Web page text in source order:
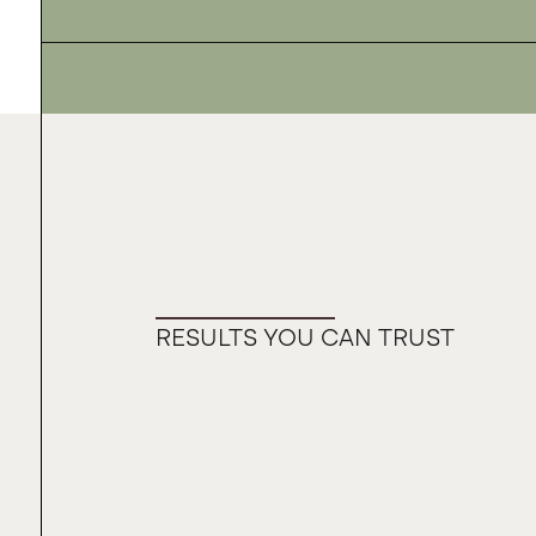
RESULTS YOU CAN TRUST